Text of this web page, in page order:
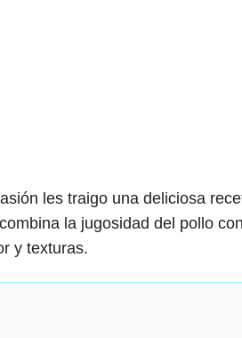
les traigo una deliciosa
la jugosidad del pollo
y texturas.